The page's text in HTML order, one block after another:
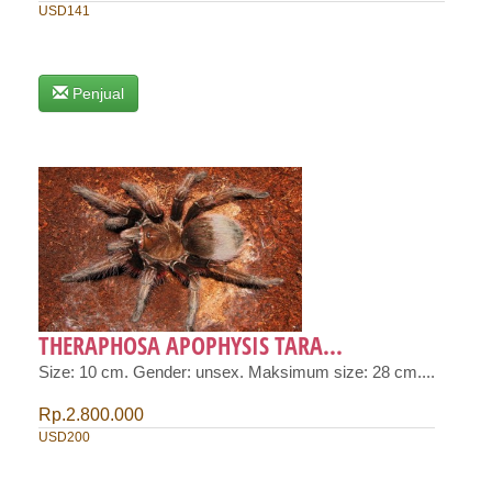
USD141
Penjual
THERAPHOSA APOPHYSIS TARA...
Size: 10 cm. Gender: unsex. Maksimum size: 28 cm....
Rp.2.800.000
USD200